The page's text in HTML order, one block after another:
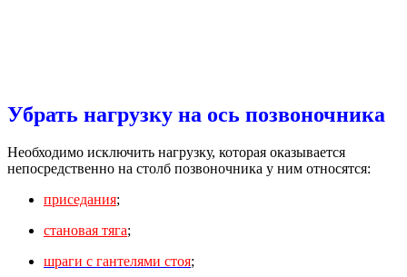
Убрать нагрузку на ось позвоночника
Необходимо исключить нагрузку, которая оказывается
непосредственно на столб позвоночника у ним относятся:
приседания;
становая тяга;
шраги с гантелями стоя;